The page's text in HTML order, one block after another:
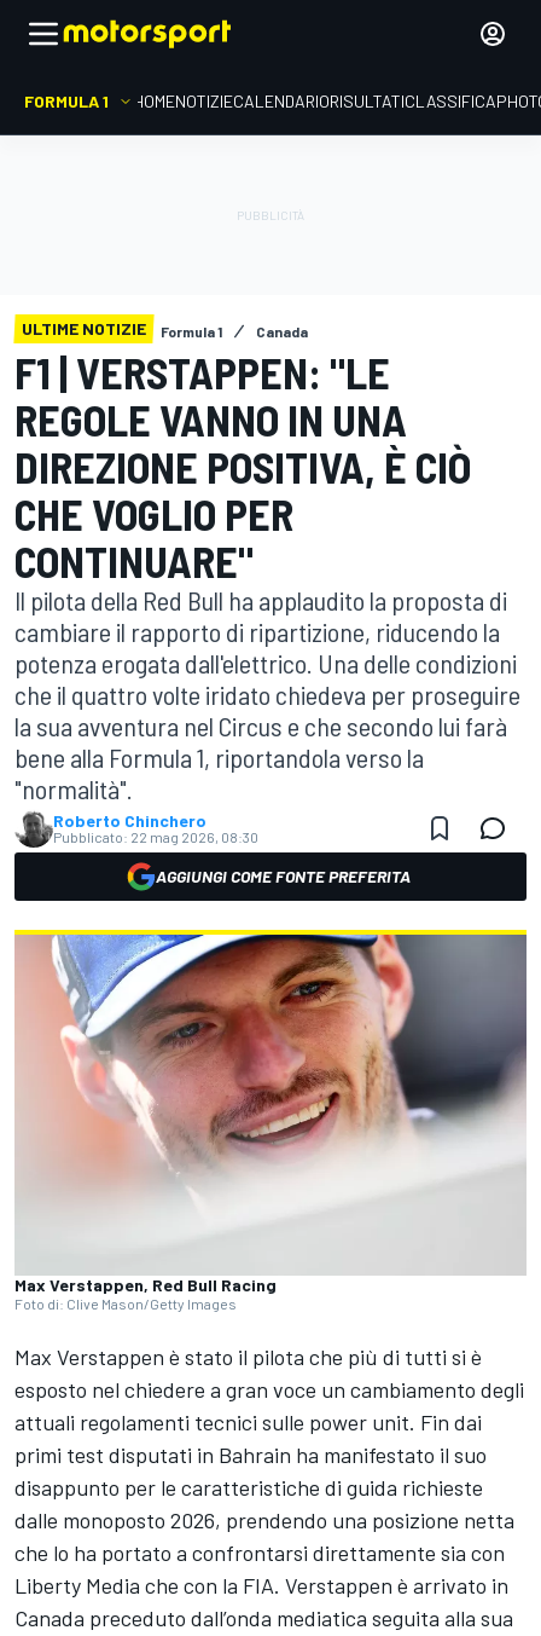
FORMULA 1 HOMENOTIZIECALENDARIORISULTATICLASSIFICA
ULTIME NOTIZIE Formula 1 Canada
F1 | VERSTAPPEN: "LE
REGOLE VANNO IN UNA
DIREZIONE POSITIVA, È CIÒ
CHE VOGLIO PER
CONTINUARE"
Il pilota della Red Bull ha applaudito la proposta di
cambiare il rapporto di ripartizione, riducendo la
potenza erogata dall'elettrico. Una delle condizioni
che il quattro volte iridato chiedeva per proseguire
la sua avventura nel Circus e che secondo lui farà
bene alla Formula 1, riportandola verso la
"normalità".
Roberto Chinchero
Pubblicato: 22 mag 2026, 08:30
AGGIUNGI COME FONTE PREFERITA
Max Verstappen, Red Bull Racing
Foto di: Clive Mason/Getty Images
Max Verstappen è stato il pilota che più di tutti si è
esposto nel chiedere a gran voce un cambiamento degli
attuali regolamenti tecnici sulle power unit. Fin dai
primi test disputati in Bahrain ha manifestato il suo
disappunto per le caratteristiche di guida richieste
dalle monoposto 2026, prendendo una posizione netta
che lo ha portato a confrontarsi direttamente sia con
Liberty Media che con la FIA. Verstappen è arrivato in
Canada preceduto dall’onda mediatica seguita alla sua